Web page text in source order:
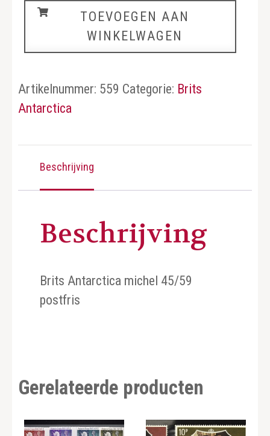
Brits
TOEVOEGEN AAN
WINKELWAGEN
Artikelnummer: 559 Categorie: Brits
Antarctica
Beschrijving
Beschrijving
Brits Antarctica michel 45/59
postfris
Gerelateerde producten